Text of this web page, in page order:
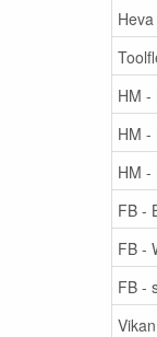
HM -
HM -
HM -
FB -
FB -
FB -